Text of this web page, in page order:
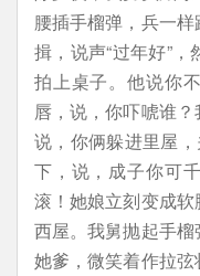
腰插手榴弹，兵一
揖，说声“过年好”
拍上桌子。他说你
唇，说，你吓唬谁？
说，你俩躲进里屋
下，说，成子你可
滚！她娘立刻变成
西屋。我舅抛起手
她爹，微笑着作拉